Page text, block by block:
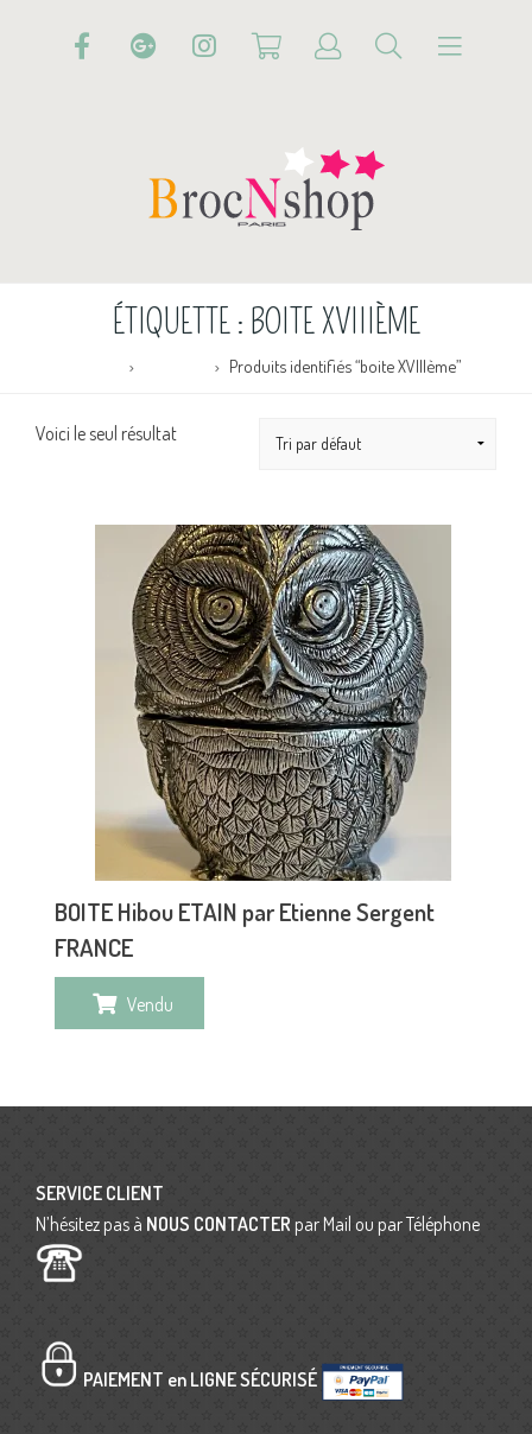
ÉTIQUETTE : BOITE XVIIIÈME
Produits identifiés “boite XVIIIème”
Voici le seul résultat
BOITE Hibou ETAIN par Etienne Sergent
FRANCE
Vendu
SERVICE CLIENT
N’hésitez pas à NOUS CONTACTER par Mail ou par Téléphone
PAIEMENT en LIGNE SÉCURISÉ